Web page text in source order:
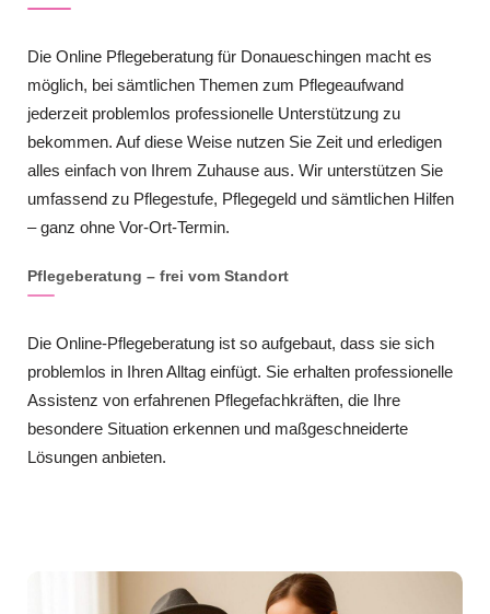
Die Online Pflegeberatung für Donaueschingen macht es
möglich, bei sämtlichen Themen zum Pflegeaufwand
jederzeit problemlos professionelle Unterstützung zu
bekommen. Auf diese Weise nutzen Sie Zeit und erledigen
alles einfach von Ihrem Zuhause aus. Wir unterstützen Sie
umfassend zu Pflegestufe, Pflegegeld und sämtlichen Hilfen
– ganz ohne Vor-Ort-Termin.
Pflegeberatung – frei vom Standort
Die Online-Pflegeberatung ist so aufgebaut, dass sie sich
problemlos in Ihren Alltag einfügt. Sie erhalten professionelle
Assistenz von erfahrenen Pflegefachkräften, die Ihre
besondere Situation erkennen und maßgeschneiderte
Lösungen anbieten.